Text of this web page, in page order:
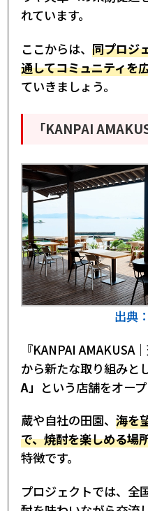
れています。
ここからは、 同プロジ
通してコミュニティを
ていきましょう。
「KANPAI
出典
『KANPAI AMAKUSA
から新たな取り組みと
A」 という店舗をオープ
蔵や自社の田園、 海を
で、焼酎を楽しめる場
特徴です。
プロジェクトでは、全